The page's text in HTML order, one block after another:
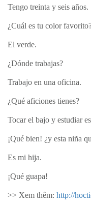
Tengo treinta y seis años.
¿Cuál es tu color
El verde.
¿Dónde trabajas?
Trabajo en una oficina.
¿Qué aficiones tienes?
Tocar el bajo y estudiar
¡Qué bien! ¿y esta niña
Es mi hija.
¡Qué guapa!
>> Xem thêm: http://